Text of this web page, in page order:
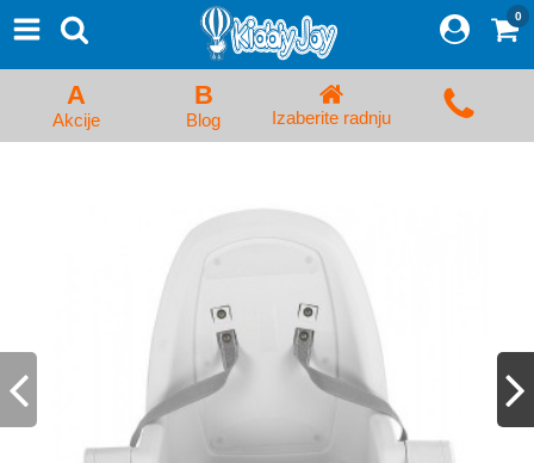
Proizvodi
Početna Prijava/Registracija
Kolica za bebe i dečija kolica
Auto sedišta za decu i bebe
Kreveci, ljuljaške i ležaljke
Kadice, noše i adapteri
Hranilice, flašice i cucle
Monitori, Ogradice i tricikli
0
A
Akcije
B
Blog Izaberite radnju